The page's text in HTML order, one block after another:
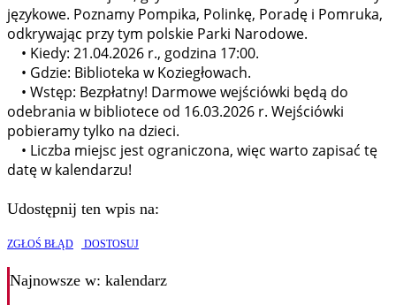
językowe. Poznamy Pompika, Polinkę, Poradę i Pomruka,
odkrywając przy tym polskie Parki Narodowe.
• Kiedy: 21.04.2026 r., godzina 17:00.
• Gdzie: Biblioteka w Koziegłowach.
• Wstęp: Bezpłatny! Darmowe wejściówki będą do
odebrania w bibliotece od 16.03.2026 r. Wejściówki
pobieramy tylko na dzieci.
• Liczba miejsc jest ograniczona, więc warto zapisać tę
datę w kalendarzu!
Udostępnij ten wpis na:
ZGŁOŚ BŁĄD DOSTOSUJ
Najnowsze w: kalendarz